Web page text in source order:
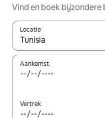
Vind en boek
Locatie
Wanneer er resultaten
Aankomst
Vertrek